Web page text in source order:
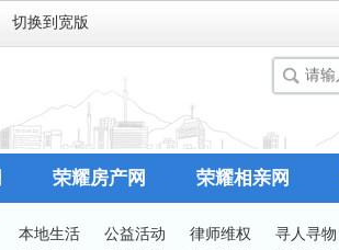
切换到宽版
荣耀房产网 荣耀相亲网
本地生活 公益活动 律师维权 寻人寻物